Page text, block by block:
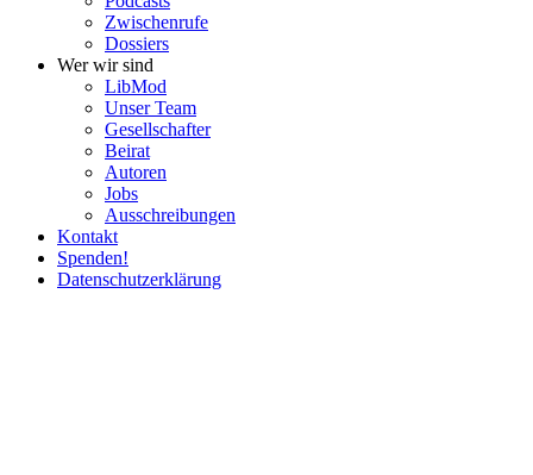
Zwischenrufe
Dossiers
Wer wir sind
LibMod
Unser Team
Gesell­schafter
Beirat
Autoren
Jobs
Ausschrei­bungen
Kontakt
Spenden!
Daten­schutz­er­klärung